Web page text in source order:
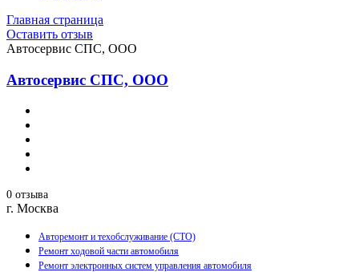
Главная страница
Оставить отзыв
Автосервис СПС, ООО
Автосервис СПС, ООО
0 отзыва
г. Москва
Авторемонт и техобслуживание (СТО)
Ремонт ходовой части автомобиля
Ремонт электронных систем управления автомобиля